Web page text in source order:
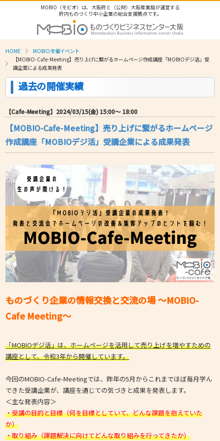
MOBIO（モビオ）は、大阪府と（公財）大阪産業局が運営する
府内ものづくり中小企業の総合支援拠点です。
HOME
MOBIO主催イベント
【MOBIO-Cafe-Meeting】売り上げに繋がるホームページ作成講座「MOBIOデジ活」受
講企業による成果発表
過去の開催実績
【Cafe-Meeting】2024/03/15(金) 15:00〜 18:00
【MOBIO-Cafe-Meeting】売り上げに繋がるホームページ
作成講座「MOBIOデジ活」受講企業による成果発表
ものづくり企業の情報交換と交流の場 ～MOBIO-
Cafe Meeting～
「MOBIOデジ活」は、ホームページを活用して売り上げを増やすための
講座として、令和3年から開催しています。
今回のMOBIO-Cafe-Meetingでは、昨年の5月からこれまでほぼ毎月学ん
できた受講企業が、講座を通じての気づきと成果を発表します。
＜主な発表内容＞
・受講の目的と目標（何を目標としていて、どんな課題を抱えていた
か）
・取り組み（課題解決に向けてどんな取り組みを行ってきたか）